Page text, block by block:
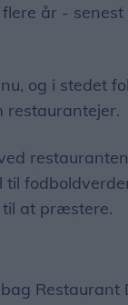
år -
og i stedet
restaurantejer.
at præstere.
Restaurant